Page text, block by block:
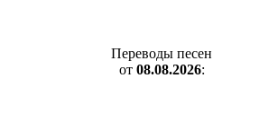
Переводы песен
от 08.08.2026: